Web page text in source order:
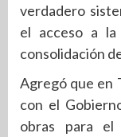
verdadero
el acceso a
consolidación
Agregó que en
con el
obras para el